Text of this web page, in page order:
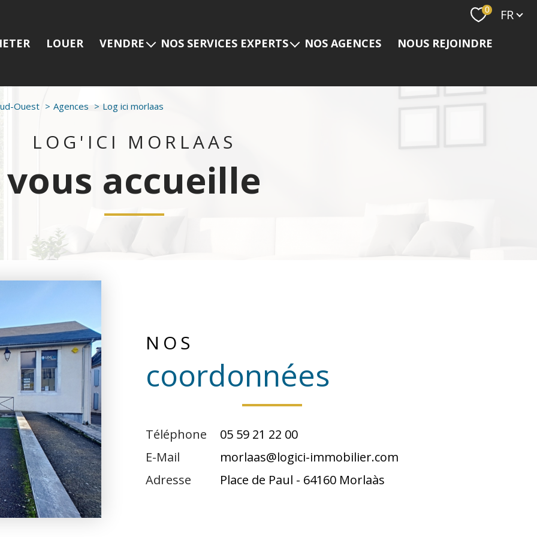
0 Langue
FR
LOUER VENDRE
Nos dernières ventes
NOS SERVICES EXPERTS
Gestion locative
NOS AGENCES NOUS REJOINDRE
Ouest Agences Log ici morlaas
LOG'ICI MORLAAS
vous accueille
NOS
coordonnées
Téléphone
05 59 21 22 00
E-Mail
morlaas@logici-immobilier.com
Adresse
Place de Paul - 64160 Morlaàs